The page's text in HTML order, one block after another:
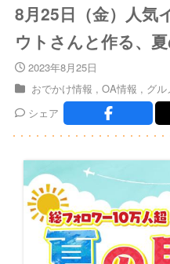
8月25日（金）人気
ウトさんと作る、
2023年8月25日
おでかけ情報
OA情報 グル
シェア